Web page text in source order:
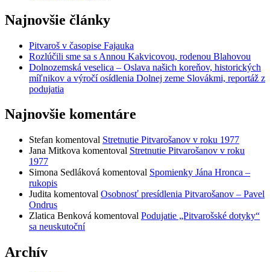
Najnovšie články
Pitvaroš v časopise Fajauka
Rozlúčili sme sa s Annou Kakvicovou, rodenou Blahovou
Dolnozemská veselica – Oslava našich koreňov, historických
míľnikov a výročí osídlenia Dolnej zeme Slovákmi, reportáž z
podujatia
Najnovšie komentáre
Stefan komentoval Stretnutie Pitvarošanov v roku 1977
Jana Mitkova komentoval Stretnutie Pitvarošanov v roku
1977
Simona Sedláková komentoval Spomienky Jána Hronca –
rukopis
Judita komentoval Osobnosť presídlenia Pitvarošanov – Pavel
Ondrus
Zlatica Benková komentoval Podujatie „Pitvarošské dotyky“
sa neuskutoční
Archív